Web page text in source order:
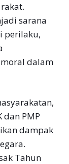
sarana
perilaku,
dalam
dan PMP
dampak
Tahun